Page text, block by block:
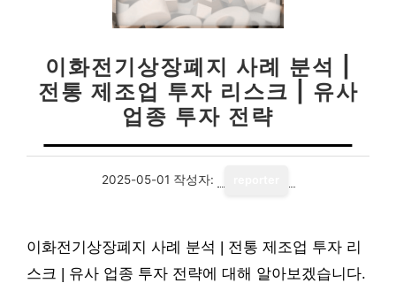
이화전기상장폐지 사례 분석 |
전통 제조업 투자 리스크 | 유사
업종 투자 전략
2025-05-01 작성자:
이화전기상장폐지 사례 분석 | 전통 제조업 투자 리
스크 | 유사 업종 투자 전략에 대해 알아보겠습니다.